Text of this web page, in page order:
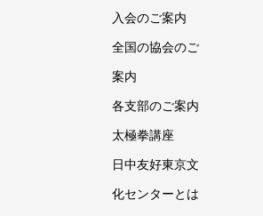
入会のご案内
全国の協会のご
案内
各支部のご案内
太極拳講座
日中友好東京文
化センターとは